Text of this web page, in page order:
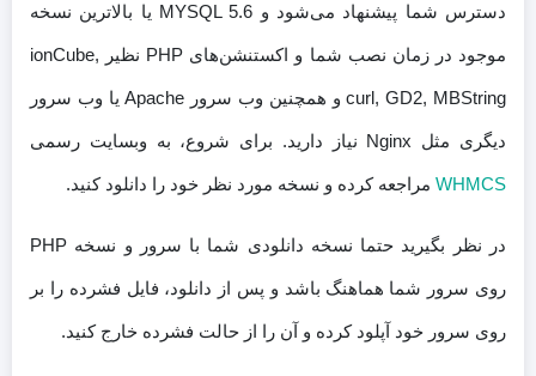
دسترس شما پیشنهاد می‌شود و MYSQL 5.6 یا بالاترین نسخه
موجود در زمان نصب شما و اکستنشن‌های PHP نظیر ionCube,
curl, GD2, MBString و همچنین وب سرور Apache یا وب سرور
دیگری مثل Nginx نیاز دارید. برای شروع، به وبسایت رسمی
WHMCS مراجعه کرده و نسخه مورد نظر خود را دانلود کنید.
در نظر بگیرید حتما نسخه دانلودی شما با سرور و نسخه PHP
روی سرور شما هماهنگ باشد و پس از دانلود، فایل فشرده را بر
روی سرور خود آپلود کرده و آن را از حالت فشرده خارج کنید.